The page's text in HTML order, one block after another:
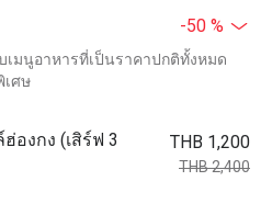
-50 %
มนูอาหารที่เป็นราคาปกติทั้งหมด
เศษ
องกง (เสิร์ฟ 3
THB 1,200
THB 2,400